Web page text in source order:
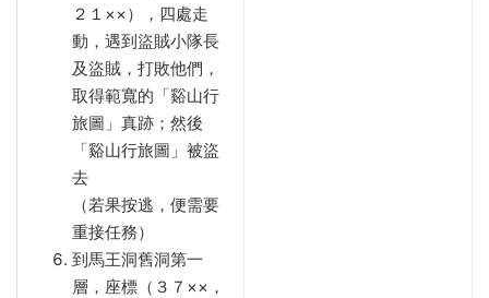
２１××），四處走
動，遇到盜賊小隊長
及盜賊，打敗他們，
取得範寬的「谿山行
旅圖」真跡；然後
「谿山行旅圖」被盜
去
（若果按逃，便需要
重接任務）
到馬王洞舊洞第一
層，座標（３７××，